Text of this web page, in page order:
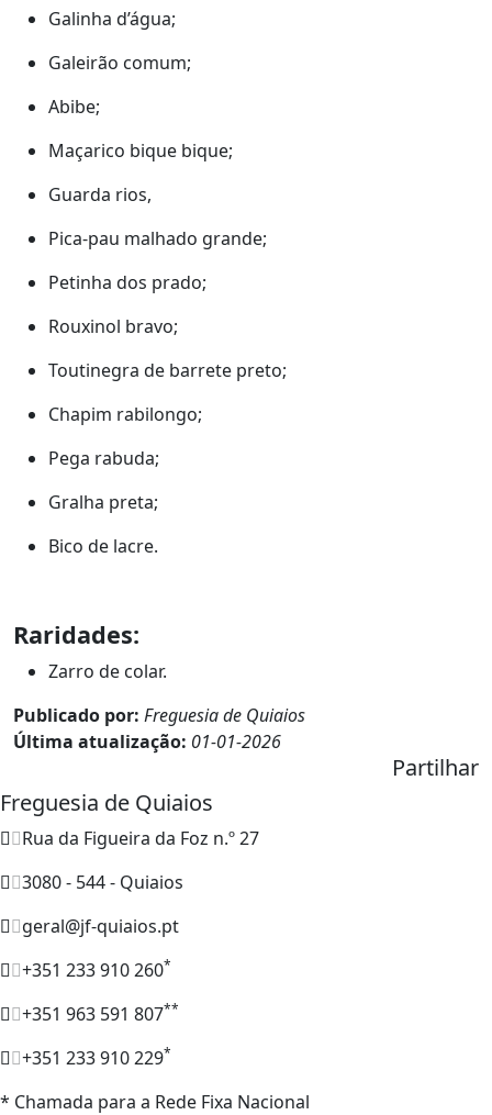
Galinha d’água;
Galeirão comum;
Abibe;
Maçarico bique bique;
Guarda rios,
Pica-pau malhado grande;
Petinha dos prado;
Rouxinol bravo;
Toutinegra de barrete preto;
Chapim rabilongo;
Pega rabuda;
Gralha preta;
Bico de lacre.
Raridades:
Zarro de colar.
Publicado por: Freguesia de Quiaios
Última atualização: 01-01-2026
Partilhar
Freguesia de Quiaios
Rua da Figueira da Foz n.º 27
3080 - 544 - Quiaios
geral@jf-quiaios.pt
+351 233 910 260*
+351 963 591 807**
+351 233 910 229*
* Chamada para a Rede Fixa Nacional